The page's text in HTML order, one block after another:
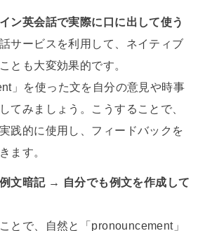
ン英会話で実際に口に出して使う
サービスを利用して、ネイティブ
とも大変効果的です。
」を使った文を自分の意見や時事
てみましょう。こうすることで、
践的に使用し、フィードバックを
ます。
例文暗記 → 自分でも例文を作成して
とで、自然と「pronouncement」